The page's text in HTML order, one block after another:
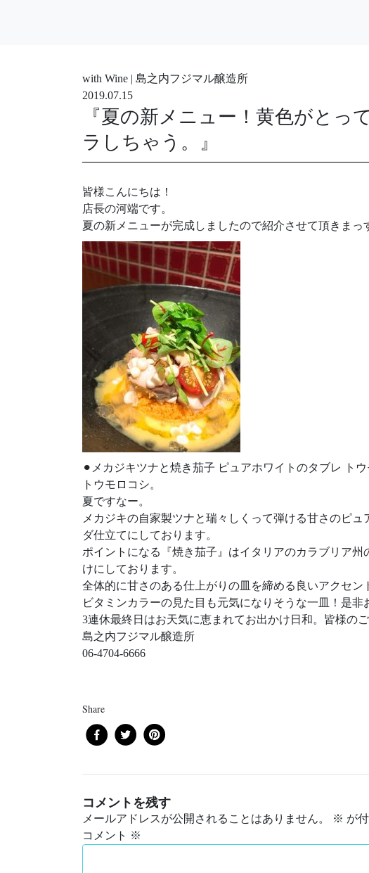
with Wine | 島之内フジマル醸造所
2019.07.15
『夏の新メニュー！黄色がとっ
ラしちゃう。』
皆様こんにちは！
店長の河端です。
夏の新メニューが完成しましたので紹介させて頂きまっ
⚫︎ メカジキツナと焼き茄子 ピュアホワイトのタブレ ト
トウモロコシ。
夏ですなー。
メカジキの自家製ツナと瑞々しくって弾ける甘さのピ
ダ仕立てにしております。
ポイントになる『焼き茄子』はイタリアのカラブリア
けにしております。
全体的に甘さのある仕上がりの皿を締める良いアクセン
ビタミンカラーの見た目も元気になりそうな一皿！是非
3連休最終日はお天気に恵まれてお出かけ日和。皆様の
島之内フジマル醸造所
06-4704-6666
Share
コメントを残す
メールアドレスが公開されることはありません。 ※ が
コメント ※